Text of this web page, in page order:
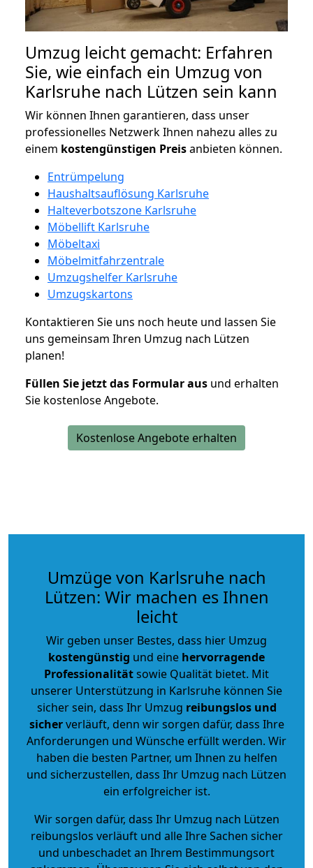
Umzug leicht gemacht: Erfahren
Sie, wie einfach ein Umzug von
Karlsruhe nach Lützen sein kann
Wir können Ihnen garantieren, dass unser
professionelles Netzwerk Ihnen nahezu alles zu
einem kostengünstigen Preisanbieten können.
Entrümpelung
Haushaltsauflösung Karlsruhe
Halteverbotszone Karlsruhe
Möbellift Karlsruhe
Möbeltaxi
Möbelmitfahrzentrale
Umzugshelfer Karlsruhe
Umzugskartons
Kontaktieren Sie uns noch heute und lassen Sie
uns gemeinsam Ihren Umzug nach Lützen
planen!
Füllen Sie jetzt das Formular aus und erhalten
Sie kostenlose Angebote.
Kostenlose Angebote erhalten
Umzüge von Karlsruhe nach
Lützen: Wir machen es Ihnen
leicht
Wir geben unser Bestes, dass hier Umzug
kostengünstig und eine hervorragende
Professionalitätsowie Qualität bietet. Mit
unserer Unterstützung in Karlsruhe können Sie
sicher sein, dass Ihr Umzug reibungslos und
sicherverläuft, denn wir sorgen dafür, dass Ihre
Anforderungen und Wünsche erfüllt werden. Wir
haben die besten Partner, um Ihnen zu helfen
und sicherzustellen, dass Ihr Umzug nach Lützen
ein erfolgreicher ist.
Wir sorgen dafür, dass Ihr Umzug nach Lützen
reibungslos verläuft und alle Ihre Sachen sicher
und unbeschadet an Ihrem Bestimmungsort